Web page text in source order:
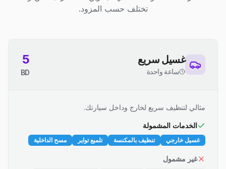
تختلف حسب المزود.
غسيل سريع
ساعة واحدة
5
BD
مثالي لتنظيف سريع لخارج وداخل سيارتك.
الخدمات المشمولة
غسيل خارجي تنظيف بالمكنسة تلميع تواير مسح الداخلية
غير مشمول